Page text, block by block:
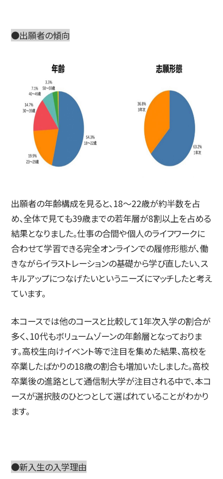
●出願者の傾向
出願者の年齢構成を見ると、18〜22歳が約半数を占
め、全体で見ても39歳までの若年層が8割以上を占める
結果となりました。仕事の合間や個人のライフワークに
合わせて学習できる完全オンラインでの履修形態が、働
きながらイラストレーションの基礎から学び直したい、ス
キルアップにつなげたいというニーズにマッチしたと考え
ています。
本コースでは他のコースと比較して1年次入学の割合が
多く、10代もボリュームゾーンの年齢層となっておりま
す。高校生向けイベント等で注目を集めた結果、高校を
卒業したばかりの18歳の割合も増加いたしました。高校
卒業後の進路として通信制大学が注目される中で、本コ
ースが選択肢のひとつとして選ばれていることがわかり
ます。
●新入生の入学理由